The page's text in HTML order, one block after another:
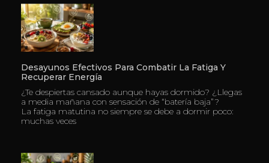
Desayunos Efectivos Para Combatir La Fatiga Y
Recuperar Energía
¿Te despiertas cansado aunque hayas dormido? ¿Llegas
a media mañana con sensación de “batería baja”?
La fatiga matutina no siempre se debe a dormir poco:
muchas veces